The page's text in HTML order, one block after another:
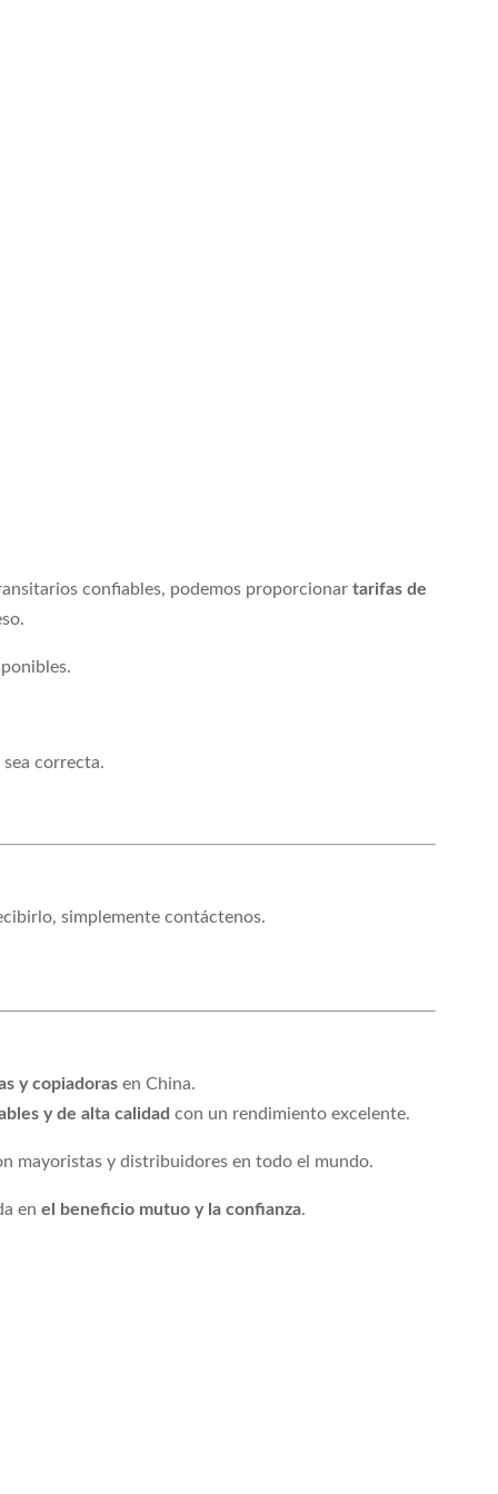
confiables, podemos proporcionar tarifas de
correcta.
simplemente contáctenos.
y copiadoras en China.
y de alta calidad con un rendimiento excelente.
mayoristas y distribuidores en todo el mundo.
en el beneficio mutuo y la confianza.